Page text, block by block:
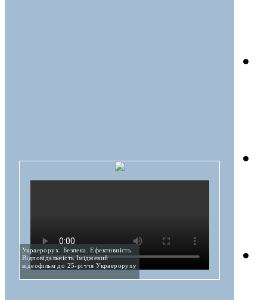
Украерорух. Безпека. Ефективність.
Відповідальність Іміджевий
відеофільм до 25-річчя Украероруху